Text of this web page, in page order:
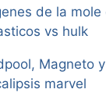
de la mole
vs hulk
Magneto
marvel